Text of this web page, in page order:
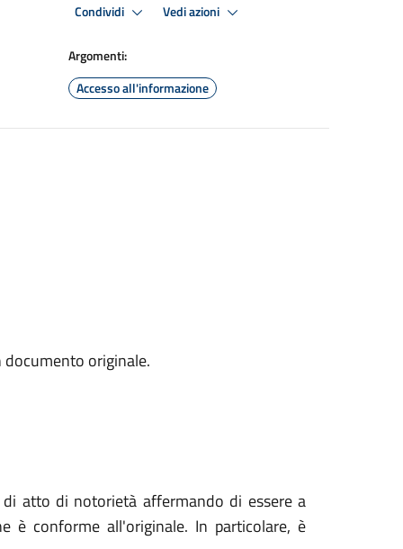
Condividi Vedi azioni
Argomenti:
Accesso all'informazione
documento originale.
atto di notorietà affermando di essere a
è conforme all'originale. In particolare, è